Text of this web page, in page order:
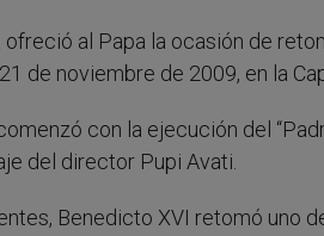
al Papa la ocasión de
de noviembre de 2009, en la
con la ejecución del
del director Pupi Avati.
Benedicto XVI retomó uno